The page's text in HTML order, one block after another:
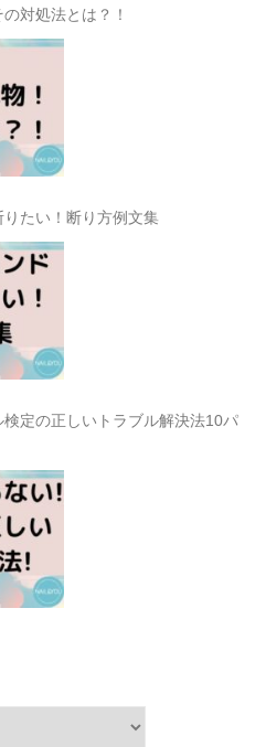
対処法とは？！
たい！断り方例文集
定の正しいトラブル解決法10パ